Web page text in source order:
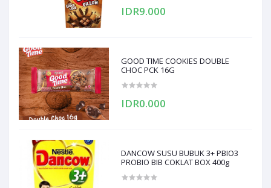
IDR9.000
GOOD TIME COOKIES DOUBLE
CHOC PCK 16G
IDR0.000
DANCOW SUSU BUBUK 3+ PBIO3
PROBIO BIB COKLAT BOX 400g